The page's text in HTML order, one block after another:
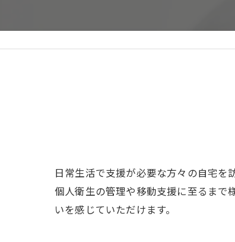
日常生活で支援が必要な方々の自宅を
個人衛生の管理や移動支援に至るまで
いを感じていただけます。